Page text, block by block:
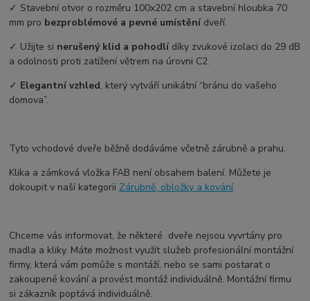
✓ Stavební otvor o rozměru 100x202 cm a stavební hloubka 70
mm pro bezproblémové a pevné umístění dveří.
✓ Užijte si nerušený klid a pohodlí díky zvukové izolaci do 29 dB
a odolnosti proti zatížení větrem na úrovni C2.
✓ Elegantní vzhled, který vytváří unikátní “bránu do vašeho
domova”.
Tyto vchodové dveře běžně dodáváme včetně zárubně a prahu.
Klika a zámková vložka FAB není obsahem balení. Můžete je
dokoupit v naší kategorii Zárubně, obložky a kování
Chceme vás informovat, že některé dveře nejsou vyvrtány pro
madla a kliky. Máte možnost využít služeb profesionální montážní
firmy, která vám pomůže s montáží, nebo se sami postarat o
zakoupené kování a provést montáž individuálně. Montážní firmu
si zákazník poptává individuálně.